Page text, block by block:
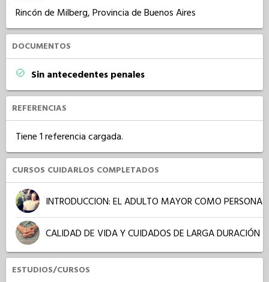
Rincón de Milberg, Provincia de Buenos Aires
DOCUMENTOS
Sin antecedentes penales
REFERENCIAS
Tiene 1 referencia cargada.
CURSOS CUIDARLOS COMPLETADOS
INTRODUCCION: EL ADULTO MAYOR COMO PERSONA
CALIDAD DE VIDA Y CUIDADOS DE LARGA DURACIÓN
ESTUDIOS/CURSOS